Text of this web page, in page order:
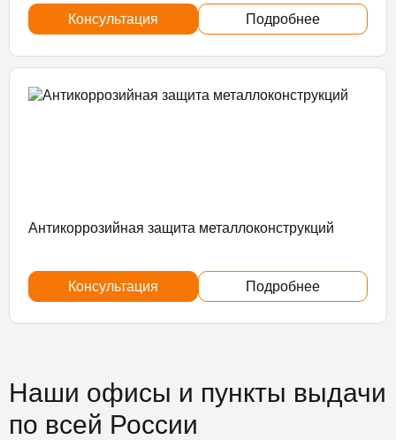
Консультация Подробнее
Антикоррозийная защита металлоконструкций
Консультация Подробнее
Наши офисы и пункты выдачи
по всей России